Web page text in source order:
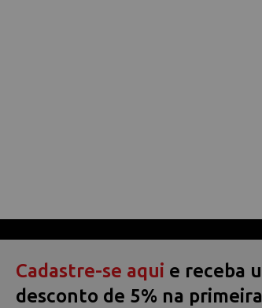
Cadastre-se aqui e receba
desconto de 5% na